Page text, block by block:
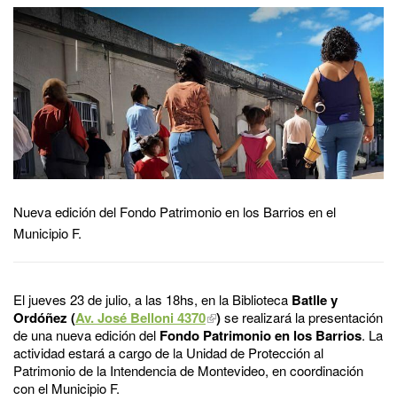
Nueva edición del Fondo Patrimonio en los Barrios en el
Municipio F.
El jueves 23 de julio, a las 18hs, en la Biblioteca Batlle y
Ordóñez (Av. José Belloni 4370 )se realizará la presentación
de una nueva edición del Fondo Patrimonio en los Barrios. La
actividad estará a cargo de la Unidad de Protección al
Patrimonio de la Intendencia de Montevideo, en coordinación
con el Municipio F.